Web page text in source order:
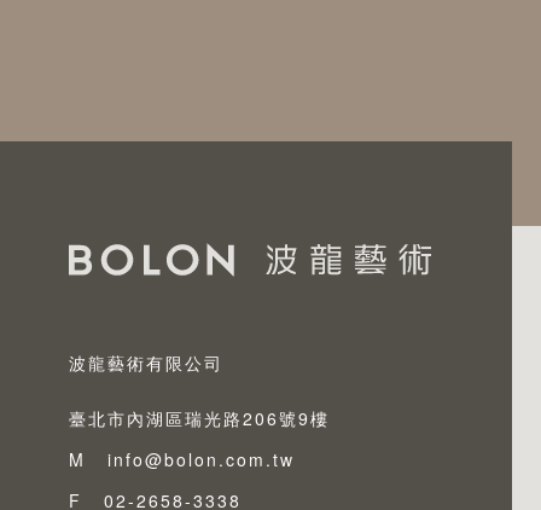
波龍藝術有限公司
臺北市內湖區瑞光路206號9樓
M
info@bolon.com.tw
F
02-2658-3338